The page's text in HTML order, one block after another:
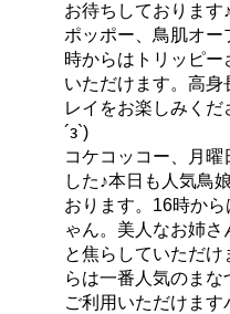
お待ちしております♪
ポッポー、鳥肌オー
時からはトリッピー
いただけます。高身
レイをお楽しみくだ
´з`)
コケコッコー、月曜
した♪本日も人気鳥
おります。16時から
ゃん。美人なお姉さ
と焦らしていただけ
らは一番人気のまな
ご利用いただけます